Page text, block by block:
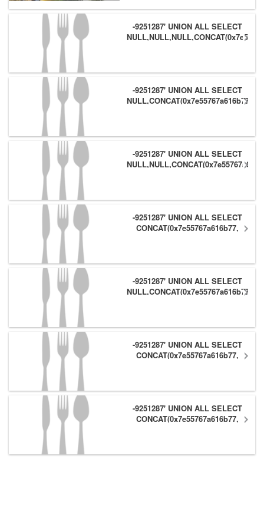
-9251287' UNION ALL SELECT
-9251287' UNION ALL SELECT
NULL,CONCAT(0x7e55767a616b77,
-9251287' UNION ALL SELECT
-9251287' UNION ALL SELECT
CONCAT(0x7e55767a616b77,
-9251287' UNION ALL SELECT
NULL,CONCAT(0x7e55767a616b77,
-9251287' UNION ALL SELECT
CONCAT(0x7e55767a616b77,
-9251287' UNION ALL SELECT
CONCAT(0x7e55767a616b77,